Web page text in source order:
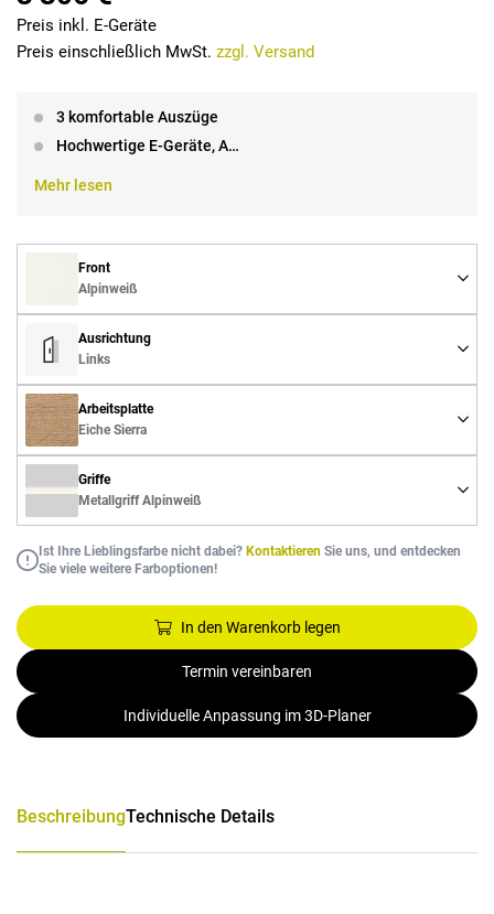
Preis inkl. E-Geräte
Preis einschließlich MwSt. zzgl. Versand
3 komfortable Auszüge
Hochwertige E-Geräte, A…
Mehr lesen
Front
Alpinweiß
Ausrichtung
Links
Arbeitsplatte
Eiche Sierra
Griffe
Metallgriff Alpinweiß
Ist Ihre Lieblingsfarbe nicht dabei? Kontaktieren Sie uns, und entdecken
Sie viele weitere Farboptionen!
In den Warenkorb legen
Termin vereinbaren
Individuelle Anpassung im 3D-Planer
BeschreibungTechnische Details